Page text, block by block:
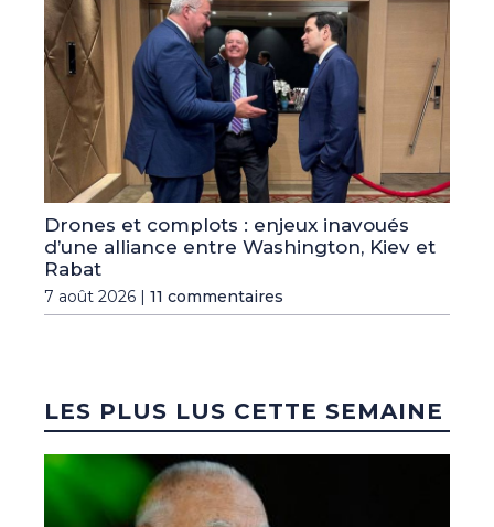
Drones et complots : enjeux inavoués
d’une alliance entre Washington, Kiev et
Rabat
7 août 2026 | 11 commentaires
LES PLUS LUS CETTE SEMAINE